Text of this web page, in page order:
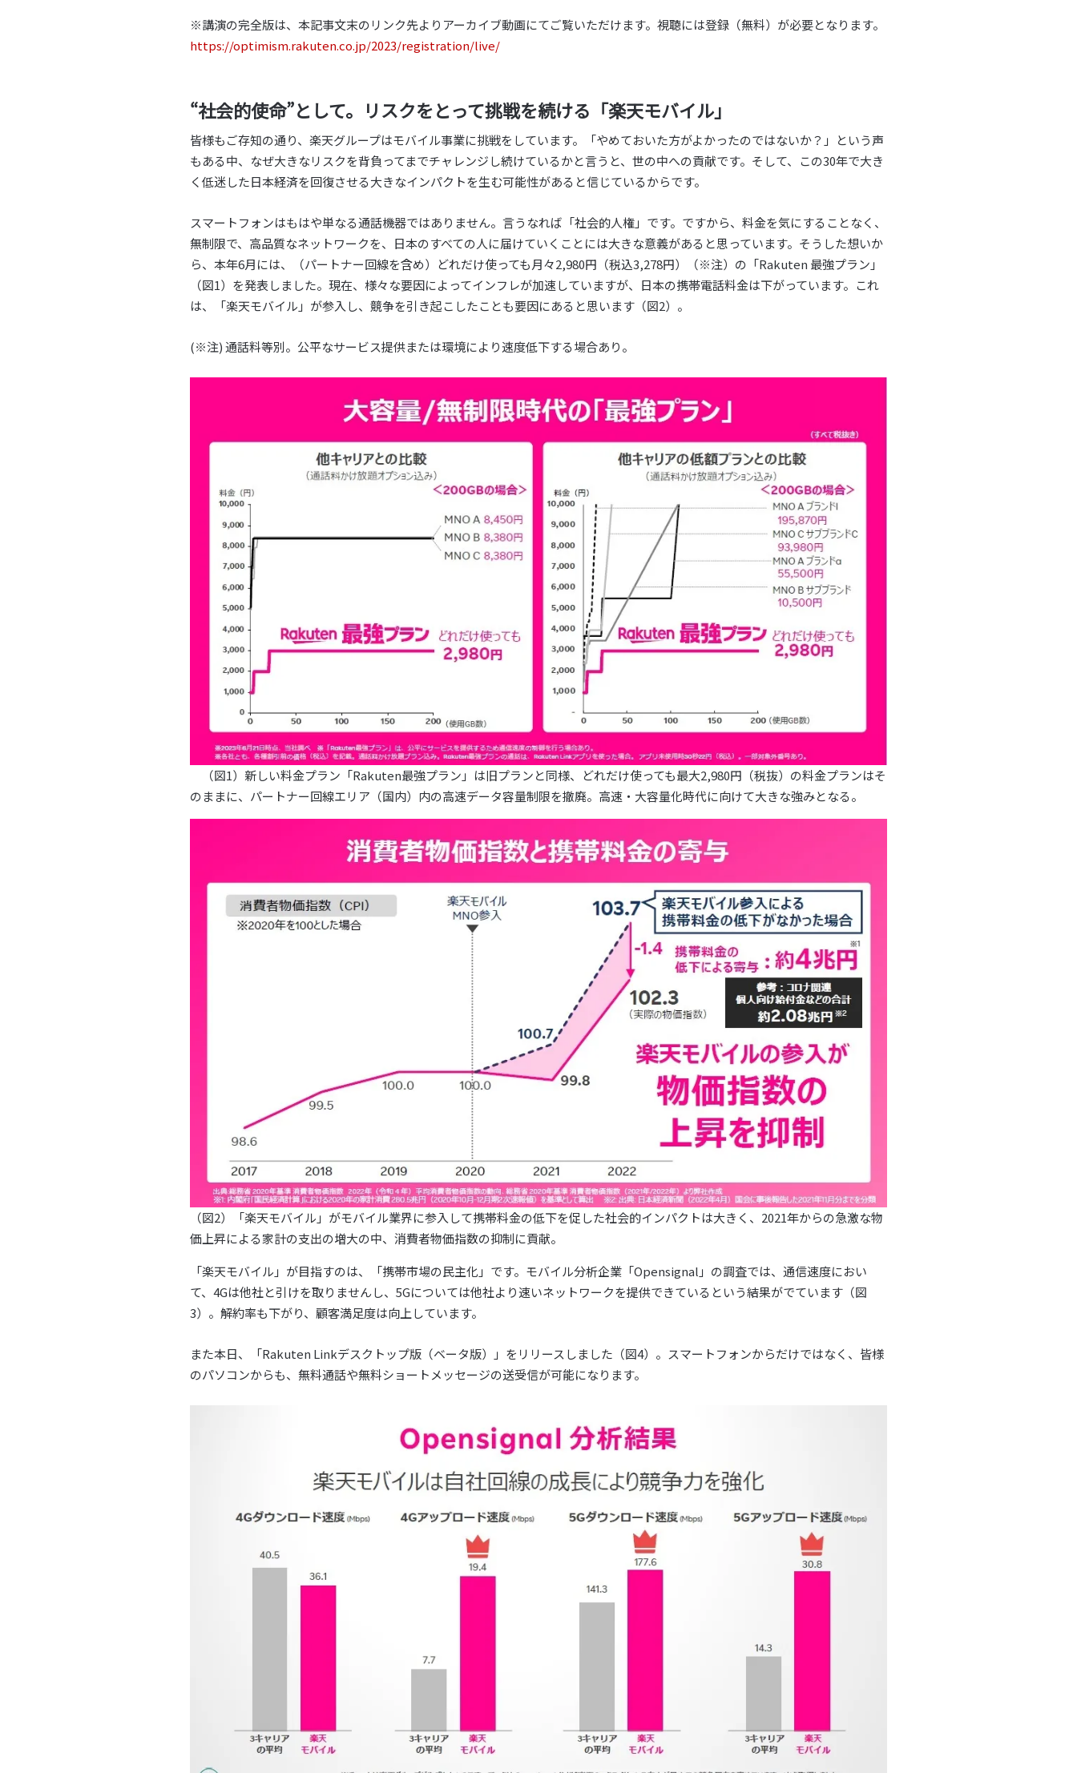
※講演の完全版は、本記事文末のリンク先よりアーカイブ動画にてご覧いただけます。視聴には登録（無料）が必要となります。
https://optimism.rakuten.co.jp/2023/registration/live/
“社会的使命”として。リスクをとって挑戦を続ける「楽天モバイル」
皆様もご存知の通り、楽天グループはモバイル事業に挑戦をしています。「やめておいた方がよかったのではないか？」という声
もある中、なぜ大きなリスクを背負ってまでチャレンジし続けているかと言うと、世の中への貢献です。そして、この30年で大き
く低迷した日本経済を回復させる大きなインパクトを生む可能性があると信じているからです。
スマートフォンはもはや単なる通話機器ではありません。言うなれば「社会的人権」です。ですから、料金を気にすることなく、
無制限で、高品質なネットワークを、日本のすべての人に届けていくことには大きな意義があると思っています。そうした想いか
ら、本年6月には、（パートナー回線を含め）どれだけ使っても月々2,980円（税込3,278円）（※注）の「Rakuten 最強プラン」
（図1）を発表しました。現在、様々な要因によってインフレが加速していますが、日本の携帯電話料金は下がっています。これ
は、「楽天モバイル」が参入し、競争を引き起こしたことも要因にあると思います（図2）。
(※注) 通話料等別。公平なサービス提供または環境により速度低下する場合あり。
（図1）新しい料金プラン「Rakuten最強プラン」は旧プランと同様、どれだけ使っても最大2,980円（税抜）の料金プランはそ
のままに、パートナー回線エリア（国内）内の高速データ容量制限を撤廃。高速・大容量化時代に向けて大きな強みとなる。
（図2）「楽天モバイル」がモバイル業界に参入して携帯料金の低下を促した社会的インパクトは大きく、2021年からの急激な物
価上昇による家計の支出の増大の中、消費者物価指数の抑制に貢献。
「楽天モバイル」が目指すのは、「携帯市場の民主化」です。モバイル分析企業「Opensignal」の調査では、通信速度におい
て、4Gは他社と引けを取りませんし、5Gについては他社より速いネットワークを提供できているという結果がでています（図
3）。解約率も下がり、顧客満足度は向上しています。
また本日、「Rakuten Linkデスクトップ版（ベータ版）」をリリースしました（図4）。スマートフォンからだけではなく、皆様
のパソコンからも、無料通話や無料ショートメッセージの送受信が可能になります。